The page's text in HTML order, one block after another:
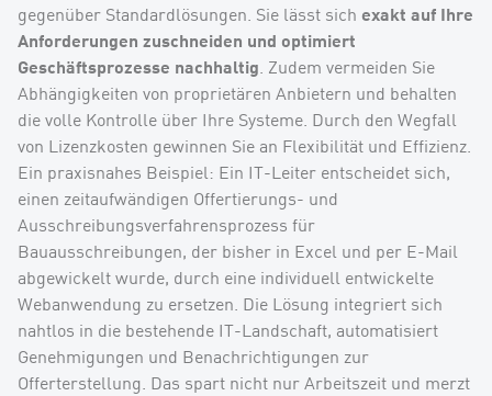
gegenüber Standardlösungen. Sie lässt sich exakt auf Ihre
Anforderungen zuschneiden und optimiert
Geschäftsprozesse nachhaltig . Zudem vermeiden Sie
Abhängigkeiten von proprietären Anbietern und behalten
die volle Kontrolle über Ihre Systeme. Durch den Wegfall
von Lizenzkosten gewinnen Sie an Flexibilität und Effizienz.
Ein praxisnahes Beispiel: Ein IT-Leiter entscheidet sich,
einen zeitaufwändigen Offertierungs- und
Ausschreibungsverfahrensprozess für
Bauausschreibungen, der bisher in Excel und per E-Mail
abgewickelt wurde, durch eine individuell entwickelte
Webanwendung zu ersetzen. Die Lösung integriert sich
nahtlos in die bestehende IT-Landschaft, automatisiert
Genehmigungen und Benachrichtigungen zur
Offerterstellung. Das spart nicht nur Arbeitszeit und merzt